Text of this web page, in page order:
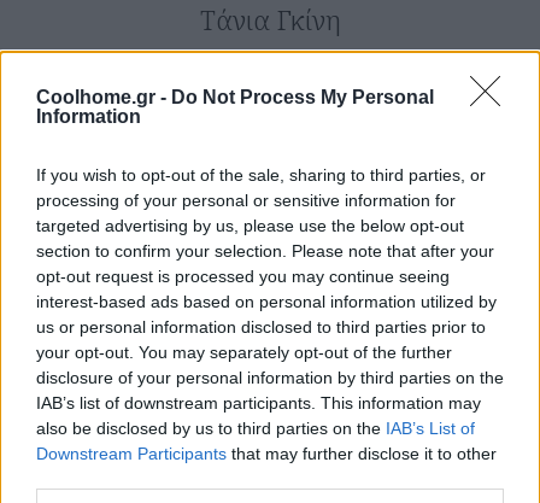
Coolhome.gr - Do Not Process My Personal
Information
If you wish to opt-out of the sale, sharing to third parties, or
processing of your personal or sensitive information for
targeted advertising by us, please use the below opt-out
section to confirm your selection. Please note that after your
opt-out request is processed you may continue seeing
interest-based ads based on personal information utilized by
us or personal information disclosed to third parties prior to
your opt-out. You may separately opt-out of the further
disclosure of your personal information by third parties on the
IAB’s list of downstream participants. This information may
also be disclosed by us to third parties on the IAB’s List of
Downstream Participants that may further disclose it to other
Τάνια Γκίνη
Δείτε επίσης…
13 Ιουλίου 0202 ·
O νέος
προσωπικός
χώρος
εργασίας
28 Απριλίου 2015
ΜΠΑΝΙΟ
Συσκευές
Το Dual-
Drum
πλυντήριο
της Haier
έχει δύο
κάδους,
touchscreen
και
επικοινωνεί
28 Απριλίου 2015
SMART HOME &
DEVICES
ΛΕΥΚΕΣ ΣΥΣΚΕΥΕΣ
Grundig
VUX. Να πώς
θα είναι η
έξυπνη
κουζίνα του
μέλλοντος!